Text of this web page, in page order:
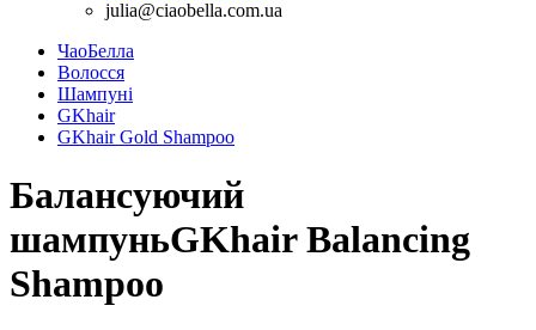
julia@ciaobella.com.ua
ЧаоБелла
Волосся
Шампуні
GKhair
GKhair Gold Shampoo
Балансуючий
шампуньGKhair Balancing
Shampoo